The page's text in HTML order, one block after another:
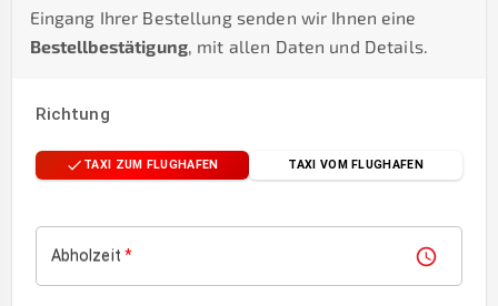
Eingang Ihrer Bestellung senden wir Ihnen eine
Bestellbestätigung, mit allen Daten und Details.
Richtung
TAXI ZUM FLUGHAFEN TAXI VOM FLUGHAFEN
Abholzeit *